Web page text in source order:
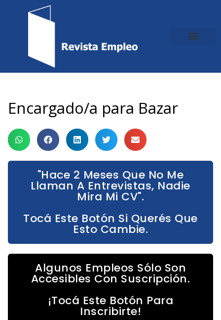
Encargado/a para Bazar
"Hace 2 Meses Que No Me
Llaman A Entrevistas, Nadie
Mira Mi CV".
Tocá Este Botón Si Querés Que
Esto Cambie.
Algunos Empleos Sólo Son
Accesibles Con Suscripción.
¡Tocá Este Botón Para
Inscribirte!